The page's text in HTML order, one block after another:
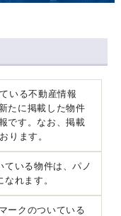
いる不動産情報
たに掲載した物件
です。なお、掲載
ります。
ている物件は、パノ
れます。
ークのついている